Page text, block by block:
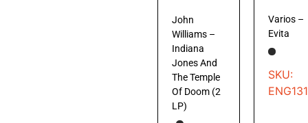
John
Williams –
Indiana
Jones And
The Temple
Of Doom (2
LP)
Varios –
Evita
SKU: